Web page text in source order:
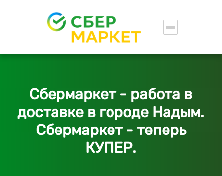
Сбермаркет - работа в
доставке в городе Надым.
Сбермаркет - теперь
КУПЕР.